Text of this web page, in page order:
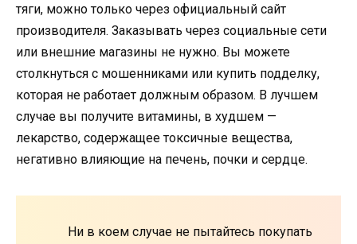
тяги, можно только через официальный сайт
производителя. Заказывать через социальные сети
или внешние магазины не нужно. Вы можете
столкнуться с мошенниками или купить подделку,
которая не работает должным образом. В лучшем
случае вы получите витамины, в худшем —
лекарство, содержащее токсичные вещества,
негативно влияющие на печень, почки и сердце.
Ни в коем случае не пытайтесь покупать